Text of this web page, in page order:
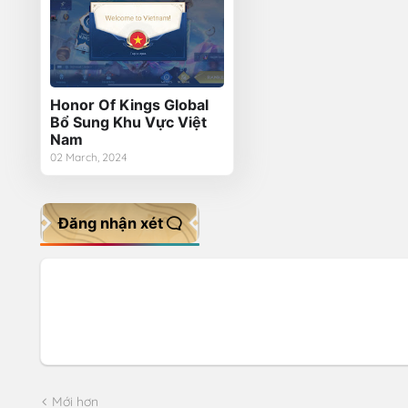
Honor Of Kings Global
Bổ Sung Khu Vực Việt
Nam
02 March, 2024
Đăng nhận xét
Mới hơn